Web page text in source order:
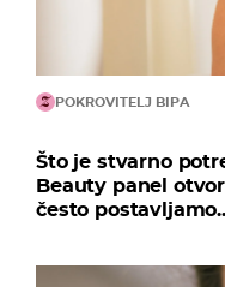
POKROVITELJ BIPA
Što je stvarno
Beauty panel
često